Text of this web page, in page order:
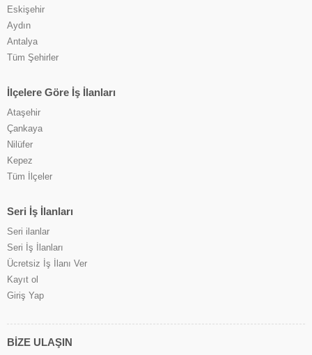
Eskişehir
Aydın
Antalya
Tüm Şehirler
İlçelere Göre İş İlanları
Ataşehir
Çankaya
Nilüfer
Kepez
Tüm İlçeler
Seri İş İlanları
Seri ilanlar
Seri İş İlanları
Ücretsiz İş İlanı Ver
Kayıt ol
Giriş Yap
BİZE ULAŞIN